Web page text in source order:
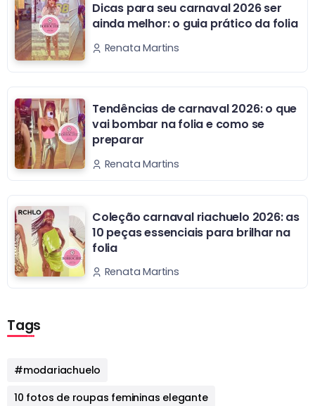
Dicas para seu carnaval 2026 ser
ainda melhor: o guia prático da folia
Renata Martins
Tendências de carnaval 2026: o que
vai bombar na folia e como se
preparar
Renata Martins
Coleção carnaval riachuelo 2026: as
10 peças essenciais para brilhar na
folia
Renata Martins
Tags
#modariachuelo
10 fotos de roupas femininas elegante